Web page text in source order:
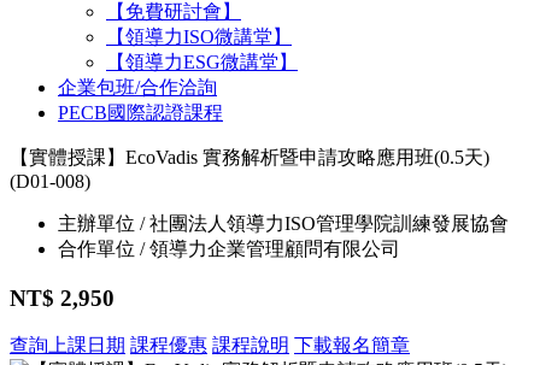
【免費研討會】
【領導力ISO微講堂】
【領導力ESG微講堂】
企業包班/合作洽詢
PECB國際認證課程
【實體授課】EcoVadis 實務解析暨申請攻略應用班(0.5天)
(D01-008)
主辦單位 / 社團法人領導力ISO管理學院訓練發展協會
合作單位 / 領導力企業管理顧問有限公司
NT$ 2,950
查詢上課日期 課程優惠 課程說明 下載報名簡章